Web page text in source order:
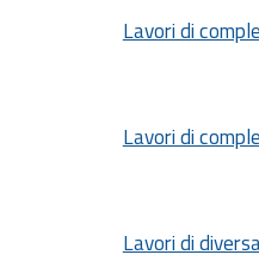
Lavori di
Lavori di
Lavori di